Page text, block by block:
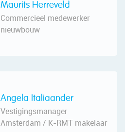
Maurits Herreveld
Commercieel medewerker
nieuwbouw
Angela Italiaander
Vestigingsmanager
Amsterdam / K-RMT makelaar